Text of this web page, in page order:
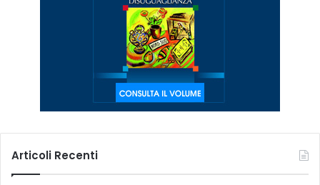
Articoli Recenti